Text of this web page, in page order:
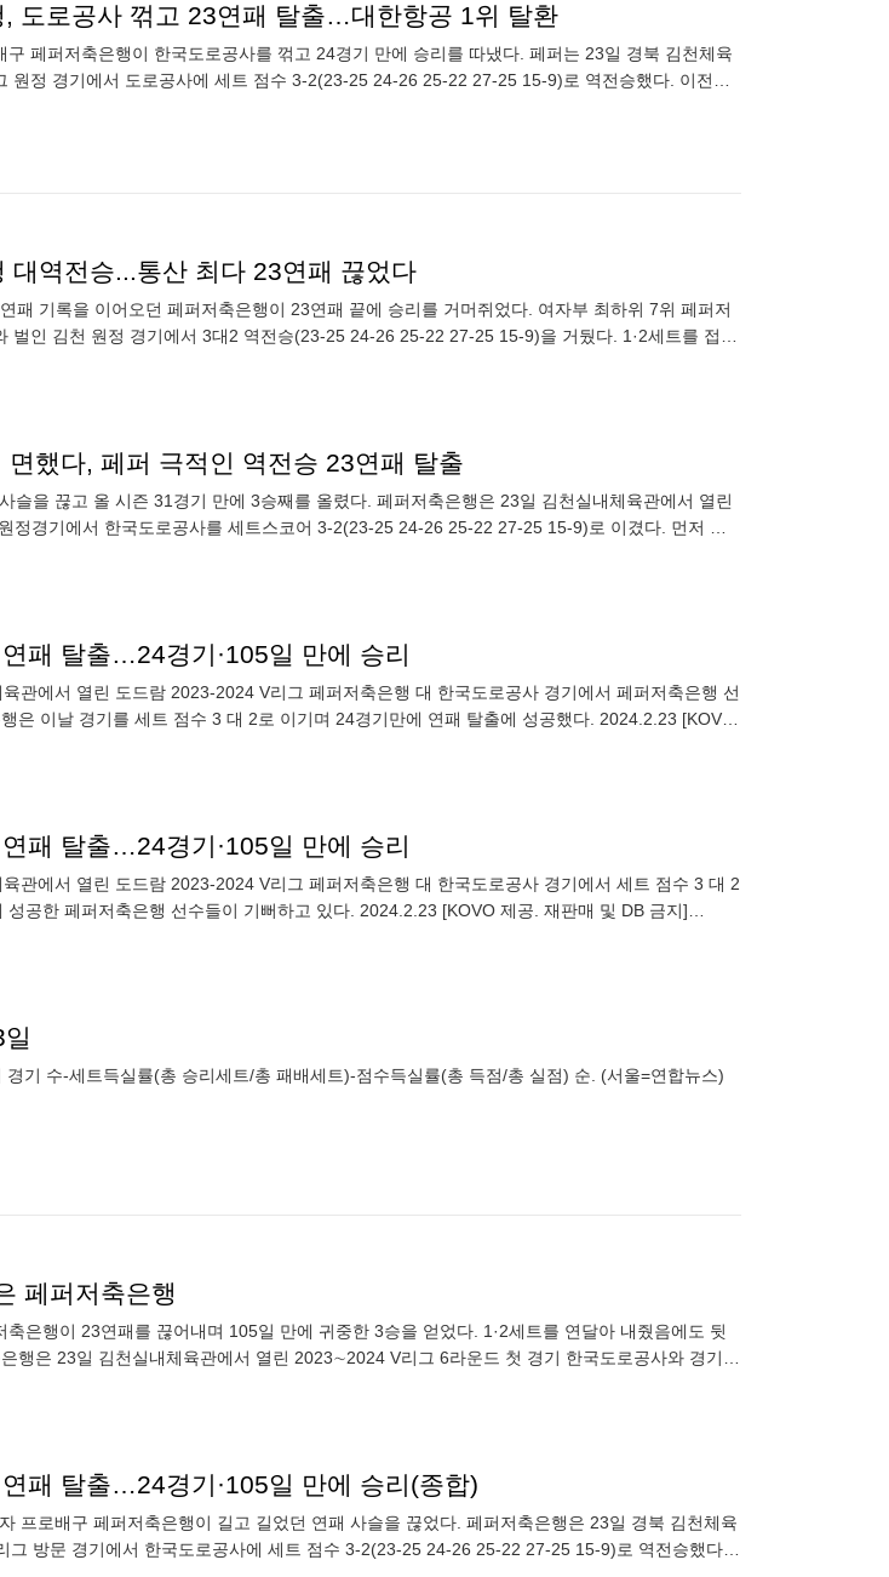
, 도로공사 꺾고 23연패 탈출…대한항공 1위 탈환
페퍼저축은행이 한국도로공사를 꺾고 24경기 만에 승리를 따냈다. 페퍼는 23일 경북 김천체육
원정 경기에서 도로공사에 세트 점수 3-2(23-25 24-26 25-22 27-25 15-9)로 역전승했다. 이전까
대역전승...통산 최다 23연패 끊었다
패 기록을 이어오던 페퍼저축은행이 23연패 끝에 승리를 거머쥐었다. 여자부 최하위 7위 페퍼저
벌인 김천 원정 경기에서 3대2 역전승(23-25 24-26 25-22 27-25 15-9)을 거뒀다. 1·2세트를 접전
했다, 페퍼 극적인 역전승 23연패 탈출
슬을 끊고 올 시즌 31경기 만에 3승째를 올렸다. 페퍼저축은행은 23일 김천실내체육관에서 열린
정경기에서 한국도로공사를 세트스코어 3-2(23-25 24-26 25-22 27-25 15-9)로 이겼다. 먼저 두
패 탈출…24경기·105일 만에 승리
관에서 열린 도드람 2023-2024 V리그 페퍼저축은행 대 한국도로공사 경기에서 페퍼저축은행 선
은 이날 경기를 세트 점수 3 대 2로 이기며 24경기만에 연패 탈출에 성공했다. 2024.2.23 [KOVO
패 탈출…24경기·105일 만에 승리
관에서 열린 도드람 2023-2024 V리그 페퍼저축은행 대 한국도로공사 경기에서 세트 점수 3 대 2
성공한 페퍼저축은행 선수들이 기뻐하고 있다. 2024.2.23 [KOVO 제공. 재판매 및 DB 금지]
기 수-세트득실률(총 승리세트/총 패배세트)-점수득실률(총 득점/총 실점) 순. (서울=연합뉴스)
페퍼저축은행
축은행이 23연패를 끊어내며 105일 만에 귀중한 3승을 얻었다. 1·2세트를 연달아 내줬음에도 뒷
행은 23일 김천실내체육관에서 열린 2023∼2024 V리그 6라운드 첫 경기 한국도로공사와 경기에
패 탈출…24경기·105일 만에 승리(종합)
프로배구 페퍼저축은행이 길고 길었던 연패 사슬을 끊었다. 페퍼저축은행은 23일 경북 김천체육
그 방문 경기에서 한국도로공사에 세트 점수 3-2(23-25 24-26 25-22 27-25 15-9)로 역전승했다.